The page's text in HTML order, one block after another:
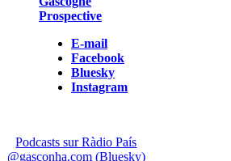
Prospective
E-mail
Facebook
Bluesky
Instagram
Podcasts sur Ràdio País
@gasconha.com (Bluesky)